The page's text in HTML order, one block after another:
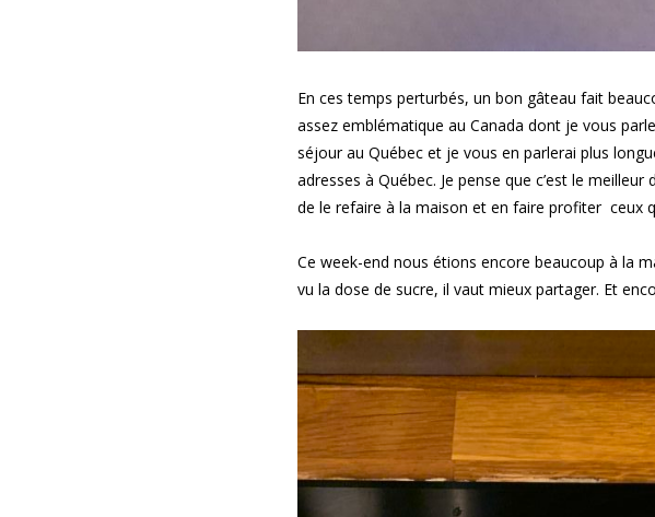
En ces temps perturbés, un bon gâteau fait
assez emblématique au Canada dont je vous
séjour au Québec et je vous en parlerai plus
adresses à Québec. Je pense que c’est le
de le refaire à la maison et en faire profiter ceux
Ce week-end nous étions encore beaucoup à la
vu la dose de sucre, il vaut mieux partager. Et